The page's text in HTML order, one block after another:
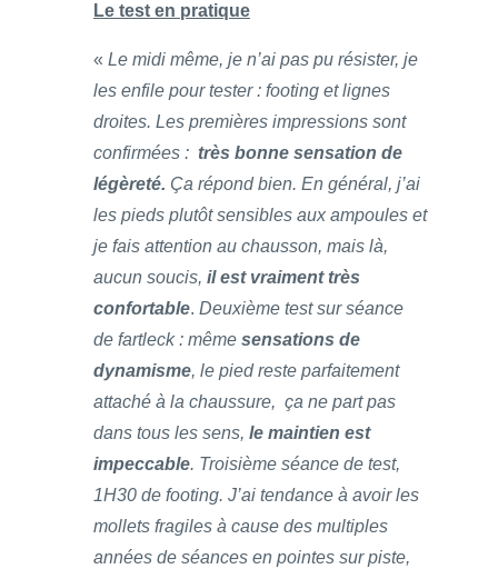
Le test en pratique
« Le midi même, je n’ai pas pu résister, je
les enfile pour tester : footing et lignes
droites. Les premières impressions sont
confirmées : très bonne sensation de
légèreté. Ça répond bien. En général, j’ai
les pieds plutôt sensibles aux ampoules et
je fais attention au chausson, mais là,
aucun soucis, il est vraiment très
confortable. Deuxième test sur séance
de fartleck : même sensations de
dynamisme, le pied reste parfaitement
attaché à la chaussure, ça ne part pas
dans tous les sens, le maintien est
impeccable. Troisième séance de test,
1H30 de footing. J’ai tendance à avoir les
mollets fragiles à cause des multiples
années de séances en pointes sur piste,